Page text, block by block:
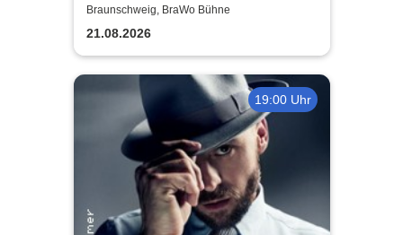
MONTEZ – TOUR
Braunschweig, BraWo Bühne
21.08.2026
19:00 Uhr